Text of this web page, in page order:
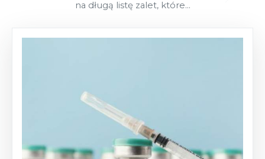
na długą listę zalet, które...